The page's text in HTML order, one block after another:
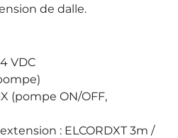
de dalle.
VDC
(pompe ON/OFF,
: ELCORDXT 3m /